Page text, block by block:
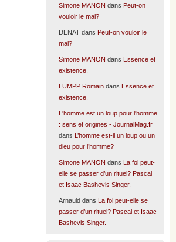
Simone MANON dans Peut-on
vouloir le mal?
DENATdans Peut-on vouloir le
mal?
Simone MANON dans Essence et
existence.
LUMPP Romaindans Essence et
existence.
L'homme est un loup pour l'homme
: sens et origines - JournalMag.fr
dans
L’homme est-il un loup ou un
dieu pour l’homme?
Simone MANON dans
La foi peut-
elle se passer d’un rituel? Pascal
et Isaac Bashevis Singer.
Arnauld dans
La foi peut-elle se
passer d’un rituel? Pascal et Isaac
Bashevis Singer.